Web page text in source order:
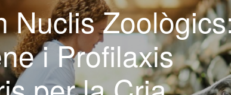
Nuclis
i Profilaxis